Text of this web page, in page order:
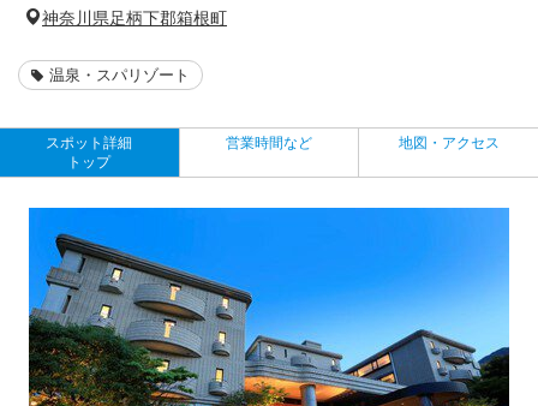
神奈川県足柄下郡箱根町
温泉・スパリゾート
スポット詳細
トップ
営業時間など 地図・アクセス